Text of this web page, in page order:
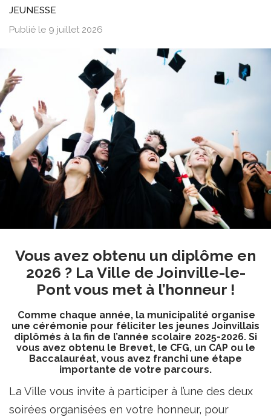
JEUNESSE
Publié le 9 juillet 2026
Vous avez obtenu un diplôme en
2026 ? La Ville de Joinville-le-
Pont vous met à l’honneur !
Comme chaque année, la municipalité organise
une cérémonie pour féliciter les jeunes Joinvillais
diplômés à la fin de l’année scolaire 2025-2026. Si
vous avez obtenu le Brevet, le CFG, un CAP ou le
Baccalauréat, vous avez franchi une étape
importante de votre parcours.
La Ville vous invite à participer à l’une des deux
soirées organisées en votre honneur, pour